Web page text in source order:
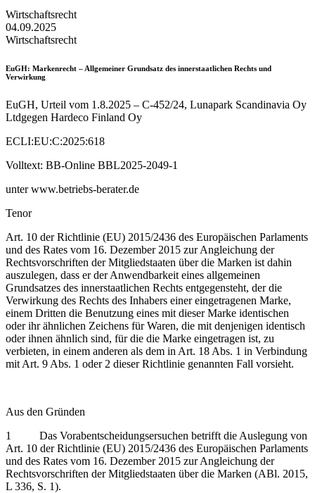
Wirtschaftsrecht
04.09.2025
Wirtschaftsrecht
EuGH: Markenrecht – Allgemeiner Grundsatz des innerstaatlichen Rechts und
Verwirkung
EuGH, Urteil vom 1.8.2025 – C-452/24, Lunapark Scandinavia Oy
Ltdgegen Hardeco Finland Oy
ECLI:EU:C:2025:618
Volltext: BB-Online BBL2025-2049-1
unter www.betriebs-berater.de
Tenor
Art. 10 der Richtlinie (EU) 2015/2436 des Europäischen Parlaments
und des Rates vom 16. Dezember 2015 zur Angleichung der
Rechtsvorschriften der Mitgliedstaaten über die Marken ist dahin
auszulegen, dass er der Anwendbarkeit eines allgemeinen
Grundsatzes des innerstaatlichen Rechts entgegensteht, der die
Verwirkung des Rechts des Inhabers einer eingetragenen Marke,
einem Dritten die Benutzung eines mit dieser Marke identischen
oder ihr ähnlichen Zeichens für Waren, die mit denjenigen identisch
oder ihnen ähnlich sind, für die die Marke eingetragen ist, zu
verbieten, in einem anderen als dem in Art. 18 Abs. 1 in Verbindung
mit Art. 9 Abs. 1 oder 2 dieser Richtlinie genannten Fall vorsieht.
Aus den Gründen
1 Das Vorabentscheidungsersuchen betrifft die Auslegung von
Art. 10 der Richtlinie (EU) 2015/2436 des Europäischen Parlaments
und des Rates vom 16. Dezember 2015 zur Angleichung der
Rechtsvorschriften der Mitgliedstaaten über die Marken (ABl. 2015,
L 336, S. 1).